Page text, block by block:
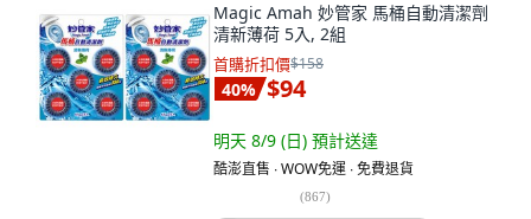
Magic Amah 妙管家 馬桶自動清潔劑
清新薄荷 5入, 2組
首購折扣價$158
40% $94
明天 8/9 (日) 預計送達
酷澎直售 ∙ WOW免運 ∙ 免費退貨
(867)